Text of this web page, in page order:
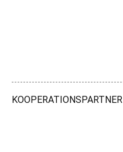
KOOPERATIONSPARTNER